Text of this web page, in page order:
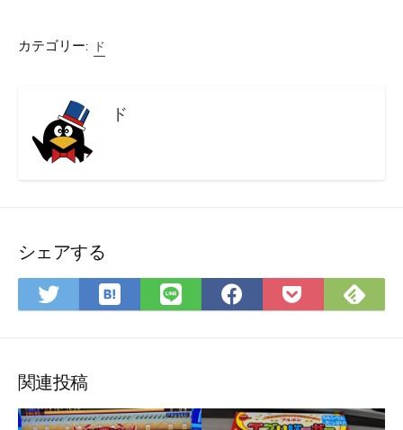
カテゴリー: ド
ド
シェアする
Twitter
で
ア
は
て
マ
LINE
で
Facebook
で
Pocket
に
で
関連投稿